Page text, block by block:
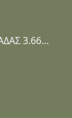
3.66…